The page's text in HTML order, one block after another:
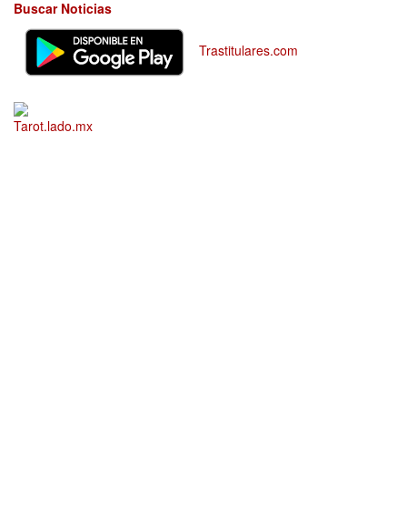
Buscar Noticias
Trastitulares.com
Tarot.lado.mx